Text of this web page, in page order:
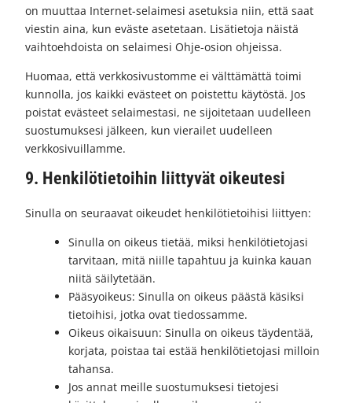
on muuttaa Internet-selaimesi asetuksia niin, että saat
viestin aina, kun eväste asetetaan. Lisätietoja näistä
vaihtoehdoista on selaimesi Ohje-osion ohjeissa.
Huomaa, että verkkosivustomme ei välttämättä toimi
kunnolla, jos kaikki evästeet on poistettu käytöstä. Jos
poistat evästeet selaimestasi, ne sijoitetaan uudelleen
suostumuksesi jälkeen, kun vierailet uudelleen
verkkosivuillamme.
9. Henkilötietoihin liittyvät oikeutesi
Sinulla on seuraavat oikeudet henkilötietoihisi liittyen:
Sinulla on oikeus tietää, miksi henkilötietojasi
tarvitaan, mitä niille tapahtuu ja kuinka kauan
niitä säilytetään.
Pääsyoikeus: Sinulla on oikeus päästä käsiksi
tietoihisi, jotka ovat tiedossamme.
Oikeus oikaisuun: Sinulla on oikeus täydentää,
korjata, poistaa tai estää henkilötietojasi milloin
tahansa.
Jos annat meille suostumuksesi tietojesi